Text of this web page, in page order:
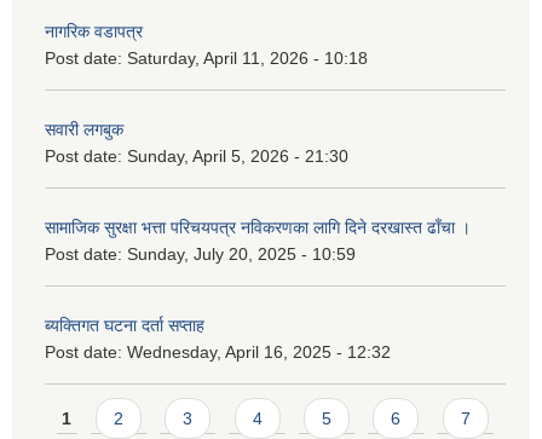
नागरिक वडापत्र
Post date: Saturday, April 11, 2026 - 10:18
सवारी लगबुक
Post date: Sunday, April 5, 2026 - 21:30
सामाजिक सुरक्षा भत्ता परिचयपत्र नविकरणका लागि दिने दरखास्त ढाँचा ।
Post date: Sunday, July 20, 2025 - 10:59
ब्यक्तिगत घटना दर्ता सप्ताह
Post date: Wednesday, April 16, 2025 - 12:32
Pages
1 2 3 4 5 6 7